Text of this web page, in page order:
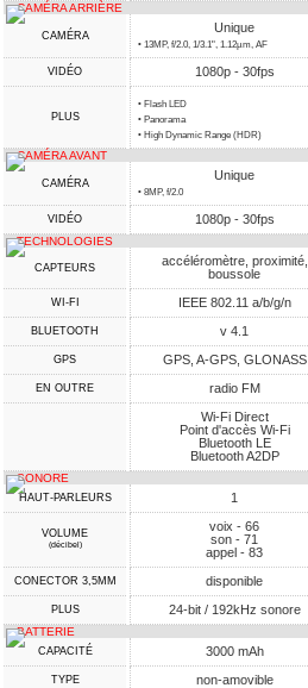
CAMÉRA ARRIÈRE
CAMÉRA
Unique
• 13MP, f/2.0, 1/3.1", 1.12µm, AF
VIDÉO 1080p - 30fps
PLUS
• Flash LED
• Panorama
• High Dynamic Range (HDR)
CAMÉRA AVANT
CAMÉRA
Unique
• 8MP, f/2.0
VIDÉO 1080p - 30fps
TECHNOLOGIES
CAPTEURS
accéléromètre, proximité,
boussole
WI-FI IEEE 802.11 a/b/g/n
BLUETOOTH v 4.1
GPS GPS, A-GPS, GLONASS
EN OUTRE
radio FM
Wi-Fi Direct
Point d'accès Wi-Fi
Bluetooth LE
Bluetooth A2DP
SONORE
HAUT-PARLEURS 1
VOLUME
(décibel)
voix - 66
son - 71
appel - 83
CONECTOR 3,5MM disponible
PLUS 24-bit / 192kHz sonore
BATTERIE
CAPACITÉ 3000 mAh
TYPE non-amovible